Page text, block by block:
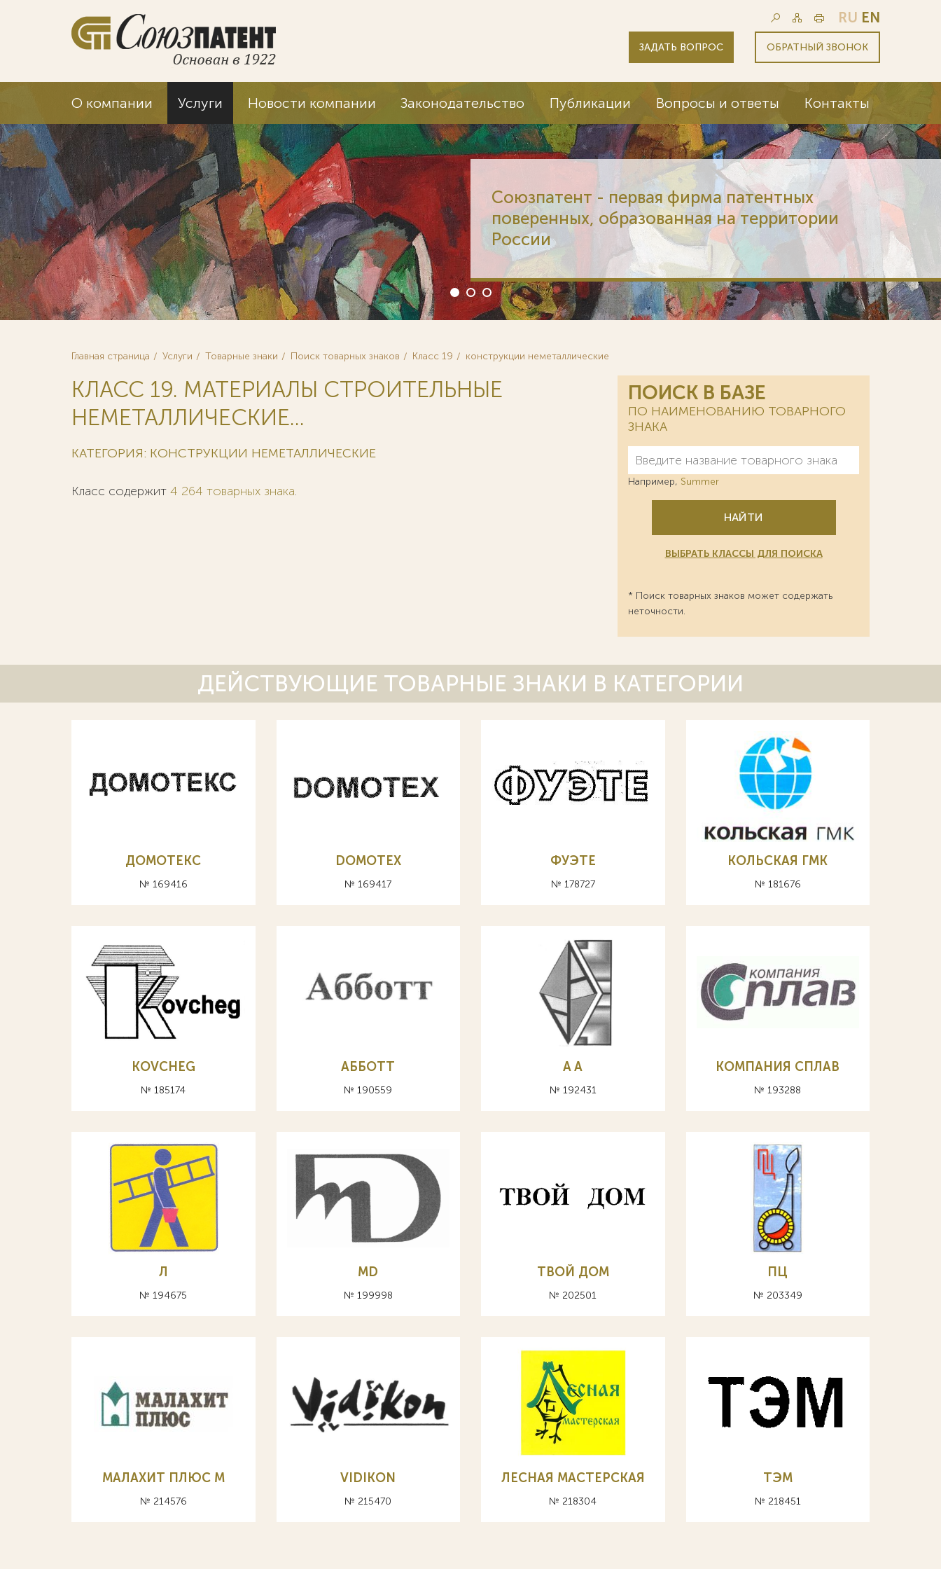
RU EN
ЗАДАТЬ ВОПРОС ОБРАТНЫЙ ЗВОНОК
О компании Услуги Новости компании Законодательство Публикации Вопросы и ответы Контакты
Союзпатент - первая фирма патентных
поверенных, образованная на территории
России
Главная страница Услуги Товарные знаки Поиск товарных знаков Класс 19 конструкции неметаллические
КЛАСС 19. МАТЕРИАЛЫ СТРОИТЕЛЬНЫЕ
НЕМЕТАЛЛИЧЕСКИЕ...
КАТЕГОРИЯ: КОНСТРУКЦИИ НЕМЕТАЛЛИЧЕСКИЕ
Класс содержит 4 264 товарных знака.
ПОИСК В БАЗЕ
ПО НАИМЕНОВАНИЮ ТОВАРНОГО
ЗНАКА
Например, Summer
НАЙТИ
ВЫБРАТЬ КЛАССЫ ДЛЯ ПОИСКА
* Поиск товарных знаков может содержать
неточности.
ДЕЙСТВУЮЩИЕ ТОВАРНЫЕ ЗНАКИ В КАТЕГОРИИ
ДОМОТЕКС
№ 169416
DOMOTEX
№ 169417
ФУЭТЕ
№ 178727
КОЛЬСКАЯ ГМК
№ 181676
KOVCHEG
№ 185174
АББОТТ
№ 190559
A А
№ 192431
КОМПАНИЯ СПЛАВ
№ 193288
Л
№ 194675
MD
№ 199998
ТВОЙ ДОМ
№ 202501
ПЦ
№ 203349
МАЛАХИТ ПЛЮС М
№ 214576
VIDIKON
№ 215470
ЛЕСНАЯ МАСТЕРСКАЯ
№ 218304
ТЭМ
№ 218451